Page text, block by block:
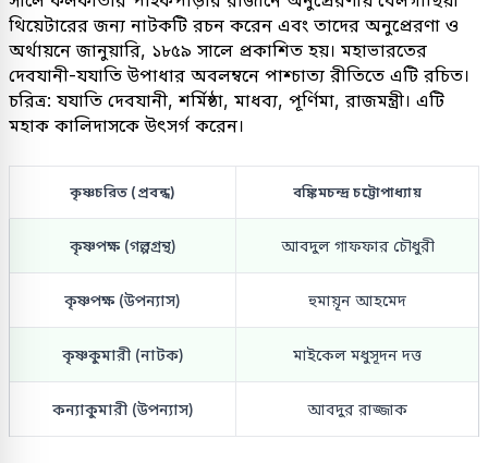
থিয়েটারের জন্য নাটকটি রচন করেন এবং তাদের অনুপ্রেরণা ও
অর্থায়নে জানুয়ারি, ১৮৫৯ সালে প্রকাশিত হয়। মহাভারতের
দেবযানী-যযাতি উপাধার অবলম্বনে পাশ্চাত্য রীতিতে এটি রচিত।
চরিত্র: যযাতি দেবযানী, শর্মিষ্ঠা, মাধব্য, পূর্ণিমা, রাজমন্ত্রী। এটি
মহাক কালিদাসকে উৎসর্গ করেন।
কৃষ্ণচরিত (প্রবন্ধ) বঙ্কিমচন্দ্র চট্টোপাধ্যায়
কৃষ্ণপক্ষ (গল্পগ্রন্থ) আবদুল গাফফার চৌধুরী
কৃষ্ণপক্ষ (উপন্যাস) হুমায়ূন আহমেদ
কৃষ্ণকুমারী (নাটক) মাইকেল মধুসূদন দত্ত
কন্যাকুমারী (উপন্যাস) আবদুর রাজ্জাক